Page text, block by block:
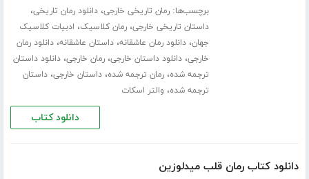
برچسب‌ها:رمان تاریخی خارجی،دانلود رمان تاریخی،
داستان تاریخی خارجی،رمان کلاسیک، ادبیات کلاسیک
جهان،دانلود رمان عاشقانه،داستان عاشقانه،دانلود رمان
خارجی،دانلود داستان خارجی،رمان خارجی،دانلود داستان
ترجمه شده،رمان ترجمه شده،داستان خارجی،داستان
ترجمه شده، والتر اسکات
دانلود کتاب
دانلود کتاب رمان قلب میدلوزین